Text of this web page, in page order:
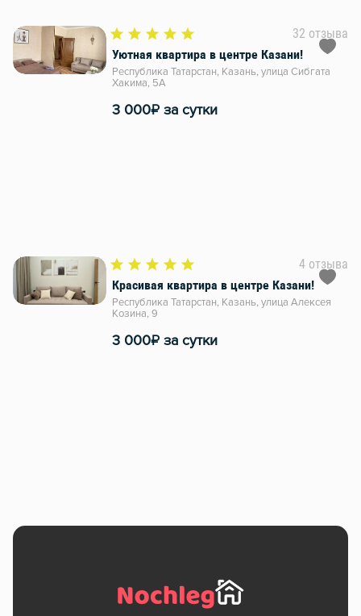
32 отзыва
Уютная квартира в центре Казани!
Республика Татарстан, Казань, улица Сибгата
Хакима, 5А
3 000₽ за сутки
4 отзыва
Красивая квартира в центре Казани!
Республика Татарстан, Казань, улица Алексея
Козина, 9
3 000₽ за сутки